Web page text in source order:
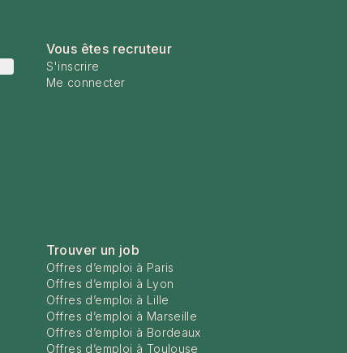
Vous êtes recruteur
S'inscrire
Me connecter
Trouver un job
Offres d’emploi à Paris
Offres d’emploi à Lyon
Offres d’emploi à Lille
Offres d’emploi à Marseille
Offres d’emploi à Bordeaux
Offres d’emploi à Toulouse